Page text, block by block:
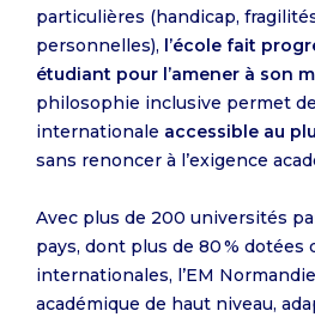
particulières (handicap,
personnelles), l’école fait
étudiant pour l’amener à son
philosophie inclusive permet
internationale accessible au
sans renoncer à l’exigence
Avec plus de 200 universités
pays, dont plus de 80 % dotées
internationales, l’EM
académique de haut niveau,